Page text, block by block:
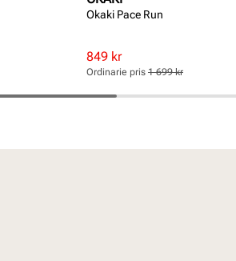
Okaki Pace Run
Rabatterat
pris
Pris
849 kr
Ordinarie
pris
Pris
Ordinarie pris 1 699 kr